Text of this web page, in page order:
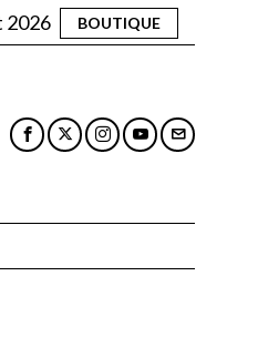
2026 BOUTIQUE